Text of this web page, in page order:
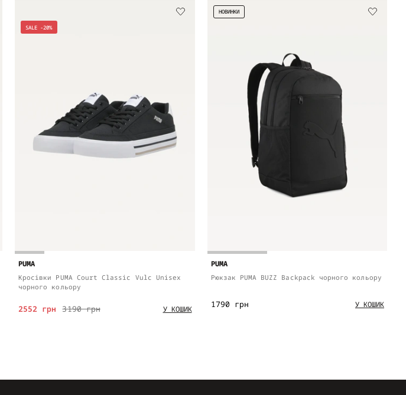
SALE -20%
PUMA
Кросівки PUMA Court Classic Vulc Unisex
чорного кольору
3190 грн
2552 грн У КОШИК
НОВИНКИ
PUMA
Рюкзак PUMA BUZZ Backpack чорного кольору
1790 грн У КОШИК